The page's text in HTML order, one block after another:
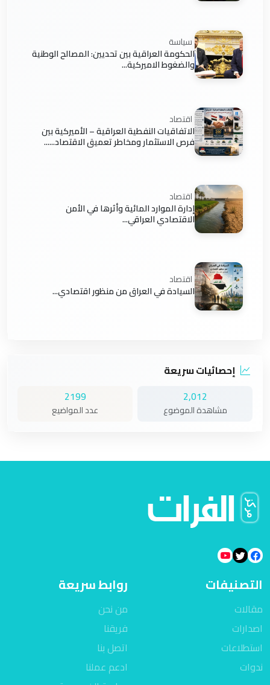
سياسة
الحكومة العراقية بين تحديين: المصالح الوطنية
والضغوط الاميركية...
اقتصاد
الاتفاقيات النفطية العراقية – الأميركية بين
فرص الاستثمار ومخاطر تعميق الاقتصاد......
اقتصاد
إدارة الموارد المائية وأثرها في الأمن
الاقتصادي العراقي...
اقتصاد
السيادة في العراق من منظور اقتصادي...
إحصائيات سريعة
2,012
مشاهدة الموضوع
2199
عدد المواضيع
التصنيفات
مقالات
اصدارات
استطلاعات
ندوات
روابط سريعة
من نحن
فريقنا
اتصل بنا
ادعم عملنا